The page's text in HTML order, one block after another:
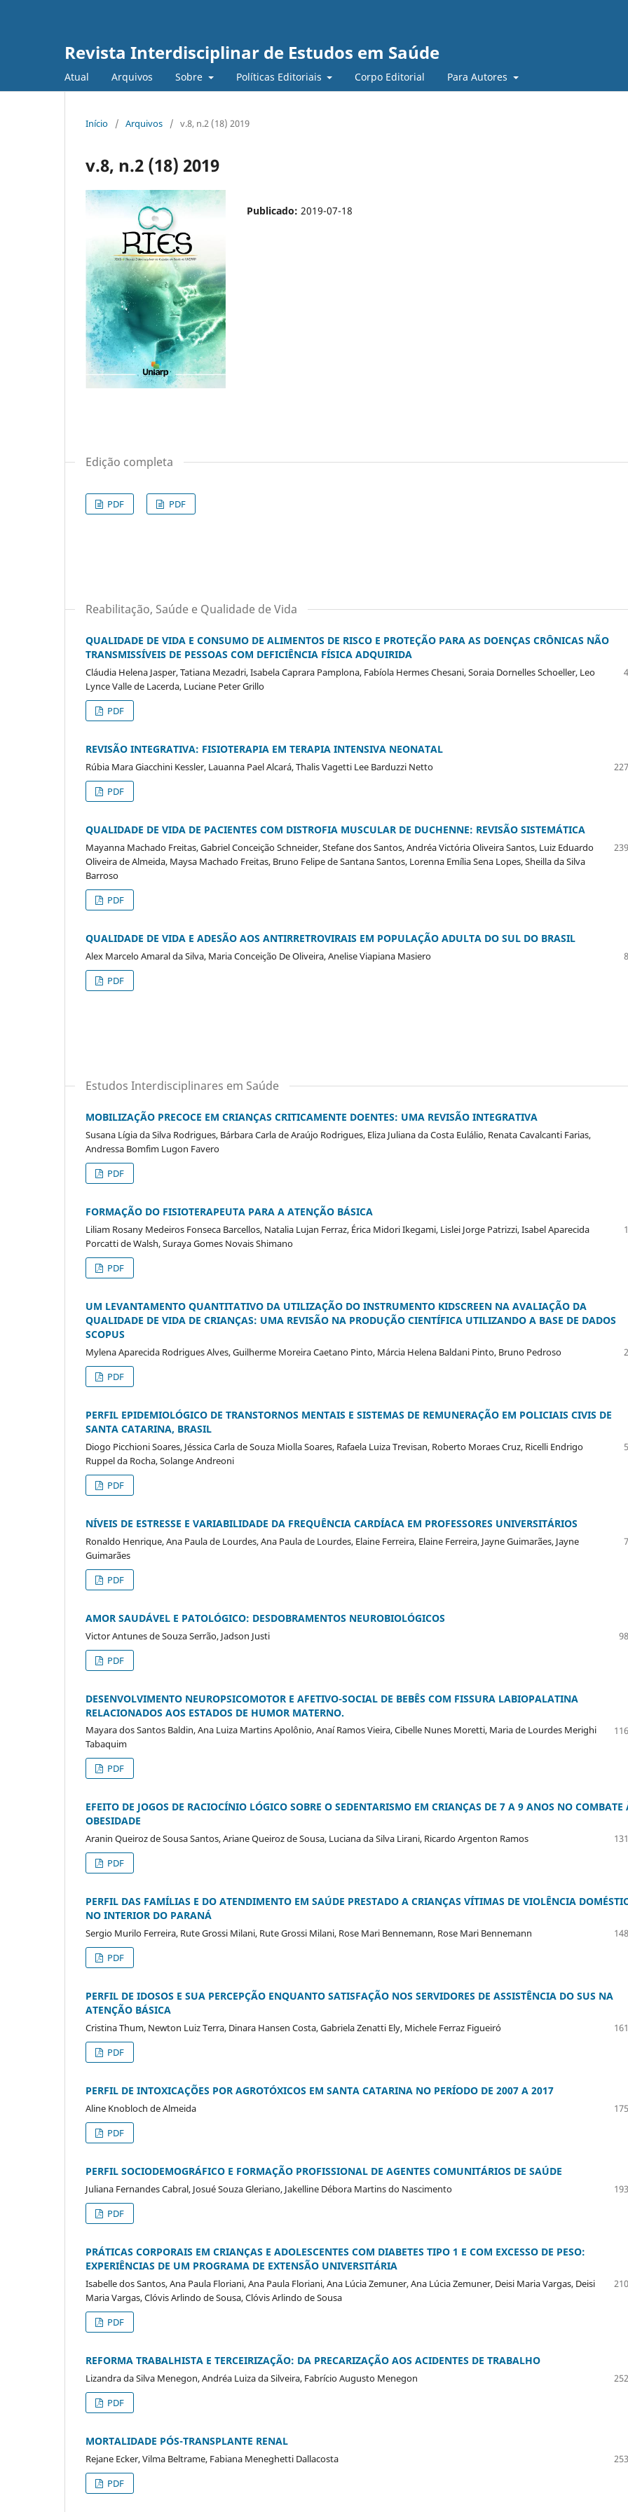
Revista Interdisciplinar de Estudos em Saúde
Atual Arquivos Sobre Políticas Editoriais Corpo Editorial Para Autores
Início / Arquivos / v.8, n.2 (18) 2019
v.8, n.2 (18) 2019
Publicado: 2019-07-18
Edição completa
PDF PDF
Reabilitação, Saúde e Qualidade de Vida
QUALIDADE DE VIDA E CONSUMO DE ALIMENTOS DE RISCO E PROTEÇÃO PARA AS DOENÇAS CRÔNICAS NÃO
TRANSMISSÍVEIS DE PESSOAS COM DEFICIÊNCIA FÍSICA ADQUIRIDA
Cláudia Helena Jasper, Tatiana Mezadri, Isabela Caprara Pamplona, Fabíola Hermes Chesani, Soraia Dornelles Schoeller, Leo
Lynce Valle de Lacerda, Luciane Peter Grillo
PDF
REVISÃO INTEGRATIVA: FISIOTERAPIA EM TERAPIA INTENSIVA NEONATAL
Rúbia Mara Giacchini Kessler, Lauanna Pael Alcará, Thalis Vagetti Lee Barduzzi Netto
PDF
QUALIDADE DE VIDA DE PACIENTES COM DISTROFIA MUSCULAR DE DUCHENNE: REVISÃO SISTEMÁTICA
Mayanna Machado Freitas, Gabriel Conceição Schneider, Stefane dos Santos, Andréa Victória Oliveira Santos, Luiz Eduardo
Oliveira de Almeida, Maysa Machado Freitas, Bruno Felipe de Santana Santos, Lorenna Emília Sena Lopes, Sheilla da Silva
Barroso
PDF
QUALIDADE DE VIDA E ADESÃO AOS ANTIRRETROVIRAIS EM POPULAÇÃO ADULTA DO SUL DO BRASIL
Alex Marcelo Amaral da Silva, Maria Conceição De Oliveira, Anelise Viapiana Masiero
PDF
Estudos Interdisciplinares em Saúde
MOBILIZAÇÃO PRECOCE EM CRIANÇAS CRITICAMENTE DOENTES: UMA REVISÃO INTEGRATIVA
Susana Lígia da Silva Rodrigues, Bárbara Carla de Araújo Rodrigues, Eliza Juliana da Costa Eulálio, Renata Cavalcanti Farias,
Andressa Bomfim Lugon Favero
PDF
FORMAÇÃO DO FISIOTERAPEUTA PARA A ATENÇÃO BÁSICA
Liliam Rosany Medeiros Fonseca Barcellos, Natalia Lujan Ferraz, Érica Midori Ikegami, Lislei Jorge Patrizzi, Isabel Aparecida
Porcatti de Walsh, Suraya Gomes Novais Shimano
PDF
UM LEVANTAMENTO QUANTITATIVO DA UTILIZAÇÃO DO INSTRUMENTO KIDSCREEN NA AVALIAÇÃO DA
QUALIDADE DE VIDA DE CRIANÇAS: UMA REVISÃO NA PRODUÇÃO CIENTÍFICA UTILIZANDO A BASE DE DADOS
SCOPUS
Mylena Aparecida Rodrigues Alves, Guilherme Moreira Caetano Pinto, Márcia Helena Baldani Pinto, Bruno Pedroso
PDF
PERFIL EPIDEMIOLÓGICO DE TRANSTORNOS MENTAIS E SISTEMAS DE REMUNERAÇÃO EM POLICIAIS CIVIS DE
SANTA CATARINA, BRASIL
Diogo Picchioni Soares, Jéssica Carla de Souza Miolla Soares, Rafaela Luiza Trevisan, Roberto Moraes Cruz, Ricelli Endrigo
Ruppel da Rocha, Solange Andreoni
PDF
NÍVEIS DE ESTRESSE E VARIABILIDADE DA FREQUÊNCIA CARDÍACA EM PROFESSORES UNIVERSITÁRIOS
Ronaldo Henrique, Ana Paula de Lourdes, Ana Paula de Lourdes, Elaine Ferreira, Elaine Ferreira, Jayne Guimarães, Jayne
Guimarães
PDF
AMOR SAUDÁVEL E PATOLÓGICO: DESDOBRAMENTOS NEUROBIOLÓGICOS
Victor Antunes de Souza Serrão, Jadson Justi
PDF
DESENVOLVIMENTO NEUROPSICOMOTOR E AFETIVO-SOCIAL DE BEBÊS COM FISSURA LABIOPALATINA
RELACIONADOS AOS ESTADOS DE HUMOR MATERNO.
Mayara dos Santos Baldin, Ana Luiza Martins Apolônio, Anaí Ramos Vieira, Cibelle Nunes Moretti, Maria de Lourdes Merighi
Tabaquim
PDF
EFEITO DE JOGOS DE RACIOCÍNIO LÓGICO SOBRE O SEDENTARISMO EM CRIANÇAS DE 7 A 9 ANOS NO COMBATE
OBESIDADE
Aranin Queiroz de Sousa Santos, Ariane Queiroz de Sousa, Luciana da Silva Lirani, Ricardo Argenton Ramos
PDF
PERFIL DAS FAMÍLIAS E DO ATENDIMENTO EM SAÚDE PRESTADO A CRIANÇAS VÍTIMAS DE VIOLÊNCIA
NO INTERIOR DO PARANÁ
Sergio Murilo Ferreira, Rute Grossi Milani, Rute Grossi Milani, Rose Mari Bennemann, Rose Mari Bennemann
PDF
PERFIL DE IDOSOS E SUA PERCEPÇÃO ENQUANTO SATISFAÇÃO NOS SERVIDORES DE ASSISTÊNCIA DO SUS NA
ATENÇÃO BÁSICA
Cristina Thum, Newton Luiz Terra, Dinara Hansen Costa, Gabriela Zenatti Ely, Michele Ferraz Figueiró
PDF
PERFIL DE INTOXICAÇÕES POR AGROTÓXICOS EM SANTA CATARINA NO PERÍODO DE 2007 A 2017
Aline Knobloch de Almeida
PDF
PERFIL SOCIODEMOGRÁFICO E FORMAÇÃO PROFISSIONAL DE AGENTES COMUNITÁRIOS DE SAÚDE
Juliana Fernandes Cabral, Josué Souza Gleriano, Jakelline Débora Martins do Nascimento
PDF
PRÁTICAS CORPORAIS EM CRIANÇAS E ADOLESCENTES COM DIABETES TIPO 1 E COM EXCESSO DE PESO:
EXPERIÊNCIAS DE UM PROGRAMA DE EXTENSÃO UNIVERSITÁRIA
Isabelle dos Santos, Ana Paula Floriani, Ana Paula Floriani, Ana Lúcia Zemuner, Ana Lúcia Zemuner, Deisi Maria Vargas, Deisi
Maria Vargas, Clóvis Arlindo de Sousa, Clóvis Arlindo de Sousa
PDF
REFORMA TRABALHISTA E TERCEIRIZAÇÃO: DA PRECARIZAÇÃO AOS ACIDENTES DE TRABALHO
Lizandra da Silva Menegon, Andréa Luiza da Silveira, Fabrício Augusto Menegon
PDF
MORTALIDADE PÓS-TRANSPLANTE RENAL
Rejane Ecker, Vilma Beltrame, Fabiana Meneghetti Dallacosta
PDF